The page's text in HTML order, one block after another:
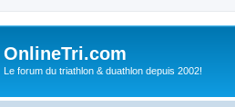
OnlineTri.com
Le forum du triathlon & duathlon depuis 2002!